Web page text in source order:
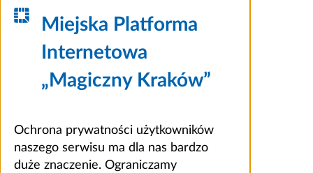
Miejska Platforma
Internetowa
„Magiczny Kraków”
Ochrona prywatności użytkowników
naszego serwisu ma dla nas bardzo
duże znaczenie. Ograniczamy